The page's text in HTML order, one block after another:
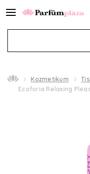
Kozmetikum
Ecoforia Relaxing